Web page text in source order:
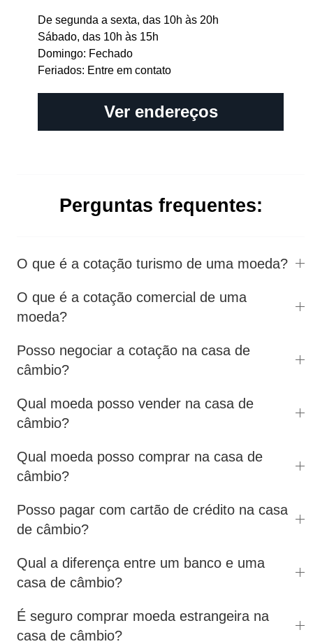
De segunda a sexta, das 10h às 20h
Sábado, das 10h às 15h
Domingo: Fechado
Feriados: Entre em contato
Ver endereços
Perguntas frequentes:
O que é a cotação turismo de uma moeda?
O que é a cotação comercial de uma
moeda?
Posso negociar a cotação na casa de
câmbio?
Qual moeda posso vender na casa de
câmbio?
Qual moeda posso comprar na casa de
câmbio?
Posso pagar com cartão de crédito na casa
de câmbio?
Qual a diferença entre um banco e uma
casa de câmbio?
É seguro comprar moeda estrangeira na
casa de câmbio?